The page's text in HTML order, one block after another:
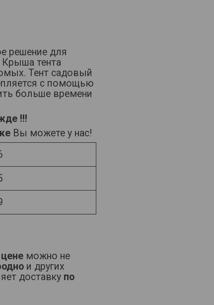
решение для
Крыша тента
Тент садовый
с помощью
больше времени
!!!
Вы можете у нас!
можно не
и других
доставку по